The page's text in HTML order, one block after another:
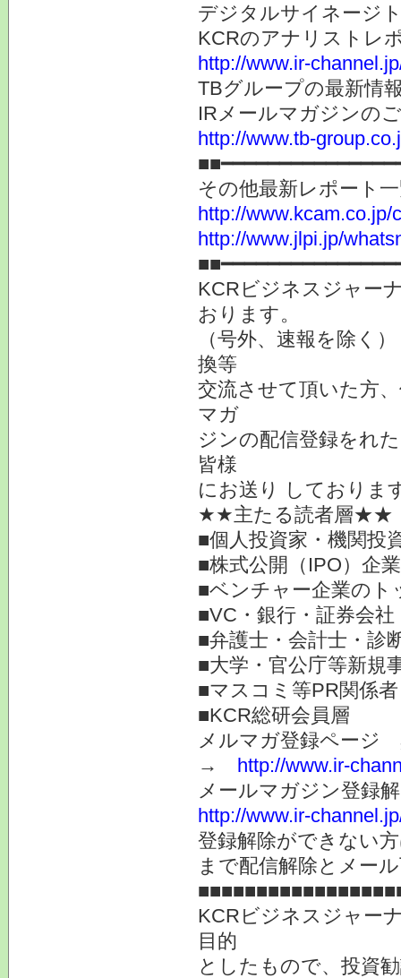
デジタルサイネージ
KCRのアナリストレ
http://www.ir-
TBグループの最新情
IRメールマガジンの
http://www.tb-
その他最新レポート
http://www.kcam.co.jp/
http://www.jlpi.jp/
KCRビジネスジャー
おります。
（号外、速報を除く
換等
交流させて頂いた方
マガ
ジンの配信登録をれ
皆様
にお送り しておりま
★★主たる読者層★★
■個人投資家・機関投
■株式公開（IPO）企
■ベンチャー企業のト
■VC・銀行・証券会
■弁護士・会計士・診
■大学・官公庁等新規
■マスコミ等PR関係者
■KCR総研会員層
メルマガ登録ページ
→ http://www.ir-
メールマガジン登録
http://www.ir-
登録解除ができない
まで配信解除とメー
KCRビジネスジャー
目的
としたもので、投資